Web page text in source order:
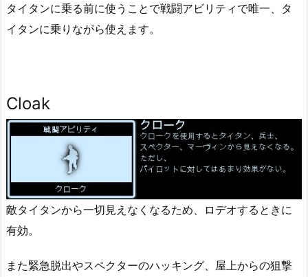
タイタンに乗る前に使うことで戦闘アビリティで唯一、タ
イタンに乗りながら使えます。
Cloak
敵タイタンから一切見えなくなるため、ロデオするときに
有効。
また緊急脱出やスペクターのハッキング、屋上からの狙撃